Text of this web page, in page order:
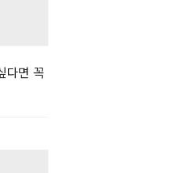
다면 꼭